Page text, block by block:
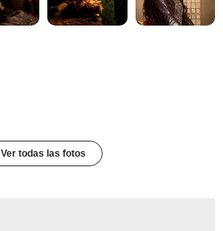
Ver todas las fotos